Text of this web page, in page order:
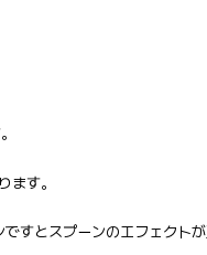
す。
すとスプーンのエフェクト